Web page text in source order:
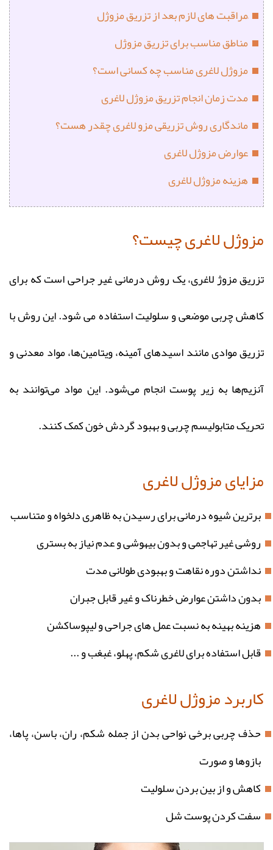
ٰمراقبت های لازم بعد از تزریق مزوژل
مناطق مناسب برای تزریق مزوژل
مزوژل لاغری مناسب چه کسانی است؟
مدت زمان انجام تزریق مزوژل لاغری
ماندگاری روش تزريقی مزو لاغری چقدر هست؟
عوارض مزوژل لاغری
هزینه مزوژل لاغری
مزوژل لاغری چیست؟
تزریق مزوژ لاغری، یک روش درمانی غیر جراحی است که برای
کاهش چربی موضعی و سلولیت استفاده می‌ شود. این روش با
تزریق موادی مانند اسیدهای آمینه، ویتامین‌ها، مواد معدنی و
آنزیم‌ها به زیر پوست انجام می‌شود. این مواد می‌توانند به
تحریک متابولیسم چربی و بهبود گردش خون کمک کنند.
مزایای مزوژل لاغری
برترین شیوه درمانی برای رسیدن به ظاهری دلخواه و متناسب
روشی غیر تهاجمی و بدون بیهوشی و عدم نیاز به بستری
نداشتن دوره نقاهت و بهبودی طولانی مدت
بدون داشتن عوارض خطرناک و غیر قابل جبران
هزینه بهینه به نسبت عمل های جراحی و لیپوساکشن
قابل استفاده برای لاغری شکم، پهلو، غبغب و ...
کاربرد مزوژل لاغری
حذف چربی برخی نواحی بدن از جمله شکم، ران، باسن، پاها،
بازوها و صورت
کاهش و از بین بردن سلولیت
سفت کردن پوست شل